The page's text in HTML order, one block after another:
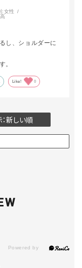
:女性
し、ショルダーに
。
Like! 0
新しい順